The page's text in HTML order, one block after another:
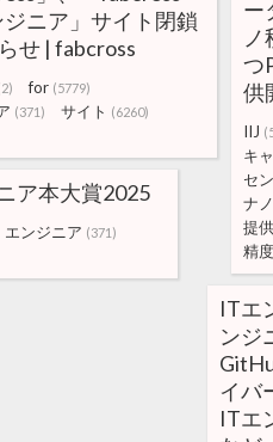
ー
つ
供
IIJ
キ
セ
ナノ
提供
精度
ニア」サイト閉鎖
せ | fabcross
for (5779)
(371) サイト (6260)
ア本大賞2025
エンジニア (371)
ITエ
ンジ
イバ
ITエ